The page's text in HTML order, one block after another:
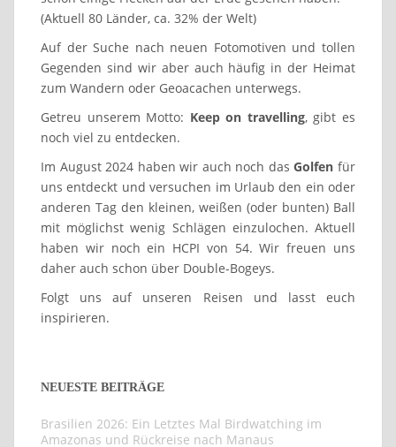
(Aktuell 80 Länder, ca. 32% der Welt)
Auf der Suche nach neuen Fotomotiven und tollen
Gegenden sind wir aber auch häufig in der Heimat
zum Wandern oder Geoacachen unterwegs.
Keep on travelling
, gibt es
noch viel zu entdecken.
Im August 2024 haben wir auch noch das
Golfen
für
uns entdeckt und versuchen im Urlaub den ein oder
anderen Tag den kleinen, weißen (oder bunten) Ball
mit möglichst wenig Schlägen einzulochen. Aktuell
haben wir noch ein HCPI von 54. Wir freuen uns
daher auch schon über Double-Bogeys.
Folgt uns auf unseren Reisen und lasst euch
inspirieren.
NEUESTE BEITRÄGE
Brasilien 2026: Ein Letztes Mal Birdwatching im
Amazonas und Rückreise nach Manaus